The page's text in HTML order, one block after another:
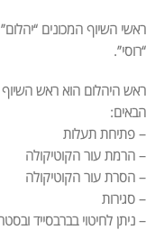
ראשי השיוף המכונים
“רוסי”.
ראש היהלום הוא ראש השיוף
הבאים:
– פתיחת תעלות
– הרמת עור הקוטיקולה
– הסרת עור הקוטיקולה
– סגירות
– ניתן לחיטוי בברבסייד